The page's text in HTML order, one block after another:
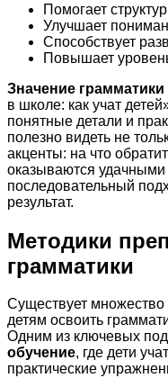
Помогает
Улучшает
Способствует
Повышает
Значение
в школе: как учат
понятные детали и
полезно видеть не
акценты: на что
оказываются
последовательный
результат.
Методики
грамматики
Существует
детям освоить
Одним из ключевых
обучение, где дети
практические